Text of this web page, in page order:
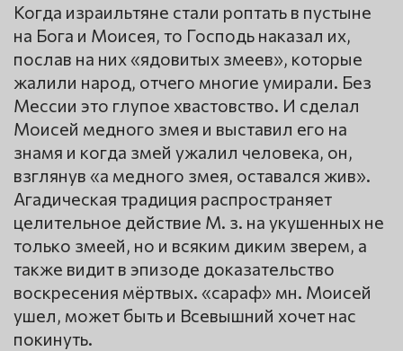
Когда израильтяне стали роптать в пустыне
на Бога и Моисея, то Господь наказал их,
послав на них «ядовитых змеев», которые
жалили народ, отчего многие умирали. Без
Мессии это глупое хвастовство. И сделал
Моисей медного змея и выставил его на
знамя и когда змей ужалил человека, он,
взглянув «а медного змея, оставался жив».
Агадическая традиция распространяет
целительное действие М. з. на укушенных не
только змеей, но и всяким диким зверем, а
также видит в эпизоде доказательство
воскресения мёртвых. «сараф» мн. Моисей
ушел, может быть и Всевышний хочет нас
покинуть.